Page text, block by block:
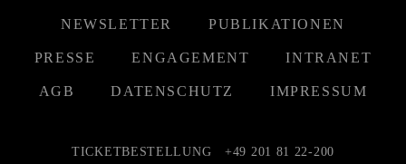
NEWSLETTER PUBLIKATIONEN
PRESSE ENGAGEMENT INTRANET
AGB DATENSCHUTZ IMPRESSUM
TICKETBESTELLUNG +49 201 81 22-200